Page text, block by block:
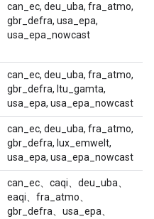
can_ec, deu_uba, fra_atmo,
gbr_defra, usa_epa,
usa_epa_nowcast
can_ec, deu_uba, fra_atmo,
gbr_defra, ltu_gamta,
usa_epa, usa_epa_nowcast
can_ec, deu_uba, fra_atmo,
gbr_defra, lux_emwelt,
usa_epa, usa_epa_nowcast
can_ec、caqi、deu_uba、
eaqi、fra_atmo、
gbr_defra、usa_epa、